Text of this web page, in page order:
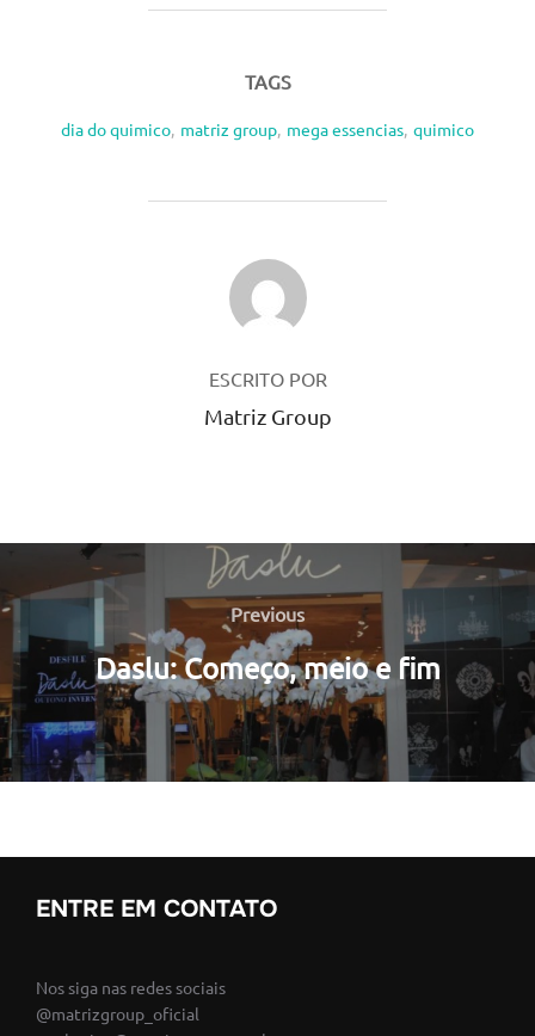
TAGS
dia do quimico, matriz group, mega essencias, quimico
AUTOR DO POST
ESCRITO POR
Matriz Group
Navegação
de
Post
Previous
Previous
Daslu: Começo, meio e fim
ENTRE EM CONTATO
Nos siga nas redes sociais
@matrizgroup_oficial